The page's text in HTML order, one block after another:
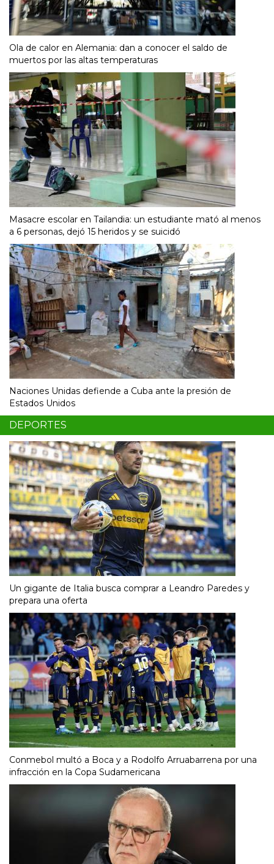
Ola de calor en Alemania: dan a conocer el saldo de
muertos por las altas temperaturas
Masacre escolar en Tailandia: un estudiante mató al menos
a 6 personas, dejó 15 heridos y se suicidó
Naciones Unidas defiende a Cuba ante la presión de
Estados Unidos
DEPORTES
Un gigante de Italia busca comprar a Leandro Paredes y
prepara una oferta
Conmebol multó a Boca y a Rodolfo Arruabarrena por una
infracción en la Copa Sudamericana